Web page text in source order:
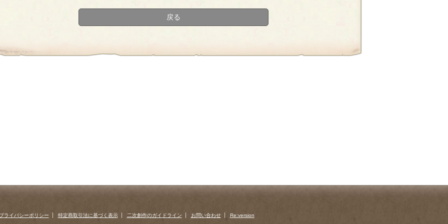
戻る
ライバシーポリシー 特定商取引法に基づく表示 二次創作のガイドライン お問い合わせ Re:version